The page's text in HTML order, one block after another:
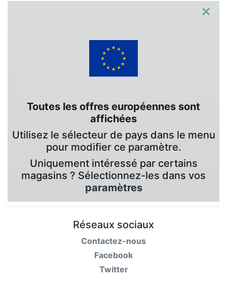
×
Toutes les offres européennes sont
affichées
Utilisez le sélecteur de pays dans le menu
pour modifier ce paramètre.
Uniquement intéressé par certains
magasins ? Sélectionnez-les dans vos
paramètres
Réseaux sociaux
Contactez-nous
Facebook
Twitter